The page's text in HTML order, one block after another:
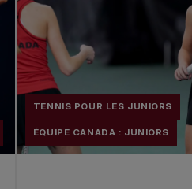
TENNIS POUR LES JUNIORS
ÉQUIPE CANADA : JUNIORS